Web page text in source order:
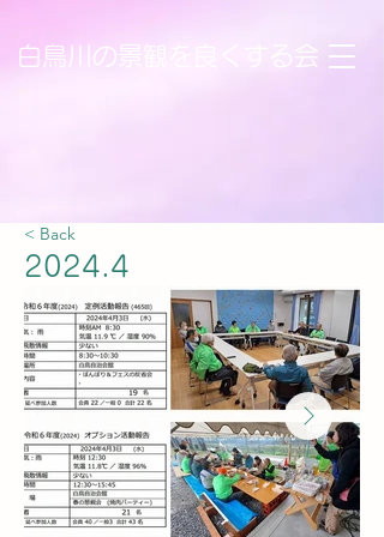
白鳥川の景観を良くする会
2024.4
< Back